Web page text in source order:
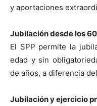
y aportaciones
Jubilación desde los
El SPP permite la
edad y sin
de años, a diferencia
Jubilación y ejercicio